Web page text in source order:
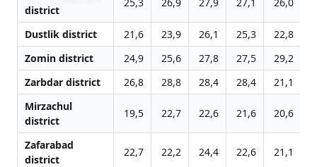
district
Dustlik district 21,6 23,9 26,1 25,3 22,8
Zomin district
24,9 25,6 27,8 27,5 29,2
Zarbdar district
26,8 28,8 28,4 28,4 21,1
Mirzachul
district
19,5 22,7 22,6 21,6 20,6
Zafarabad
district
22,7 22,2 24,4 22,6 21,1